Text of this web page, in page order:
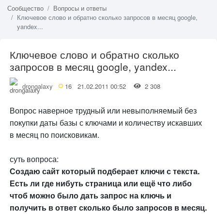
Сообщество
Вопросы и ответы
Ключевое слово и обратно сколько запросов в месяц google,
yandex...
Ключевое слово и обратно сколько
запросов в месяц google, yandex...
drongalaxy 16 21.02.2011 00:52 2 308
Вопрос наверное трудный или невыполняемый без
покупки даты базы с ключами и количеству искавших
в месяц по поисковикам.
суть вопроса:
Создаю сайт который подберает ключи с текста.
Есть ли где нибуть страница или ещё что либо
чтоб можно было дать запрос на ключь и
получить в ответ сколько было запросов в месяц.